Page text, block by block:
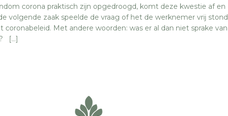
corona praktisch zijn opgedroogd, komt deze kwestie af en
volgende zaak speelde de vraag of het de werknemer vrij stond
coronabeleid. Met andere woorden: was er al dan niet sprake van
[…]